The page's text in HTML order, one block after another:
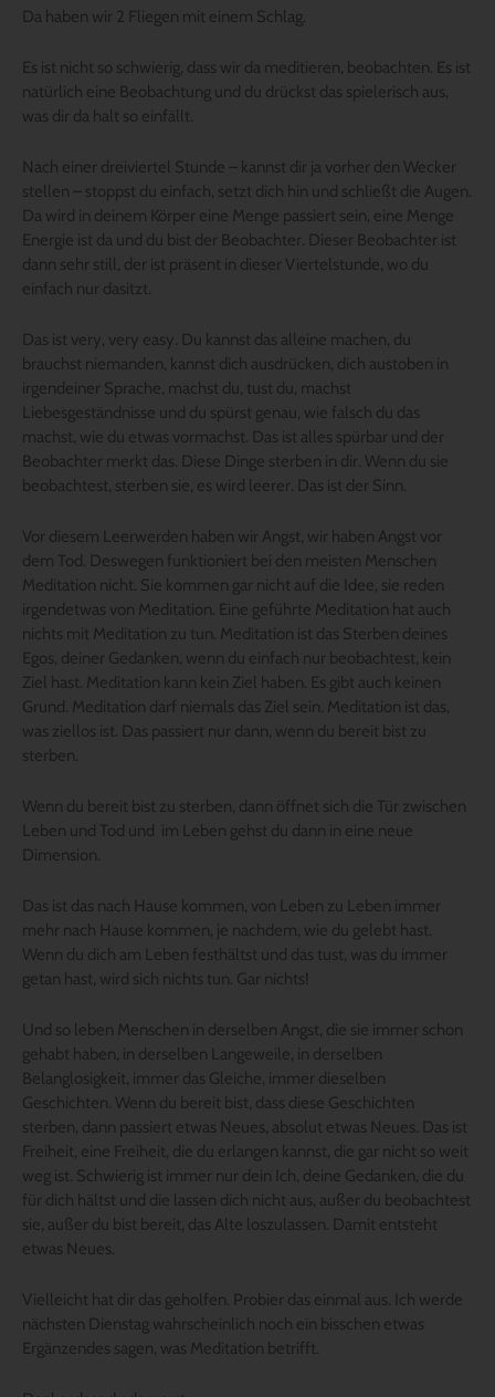
Da haben wir 2 Fliegen mit einem Schlag.
Es ist nicht so schwierig, dass wir da meditieren, beobachten. Es ist
natürlich eine Beobachtung und du drückst das spielerisch aus,
was dir da halt so einfällt.
Nach einer dreiviertel Stunde – kannst dir ja vorher den Wecker
stellen – stoppst du einfach, setzt dich hin und schließt die Augen.
Da wird in deinem Körper eine Menge passiert sein, eine Menge
Energie ist da und du bist der Beobachter. Dieser Beobachter ist
dann sehr still, der ist präsent in dieser Viertelstunde, wo du
einfach nur dasitzt.
Das ist very, very easy. Du kannst das alleine machen, du
brauchst niemanden, kannst dich ausdrücken, dich austoben in
irgendeiner Sprache, machst du, tust du, machst
Liebesgeständnisse und du spürst genau, wie falsch du das
machst, wie du etwas vormachst. Das ist alles spürbar und der
Beobachter merkt das. Diese Dinge sterben in dir. Wenn du sie
beobachtest, sterben sie, es wird leerer. Das ist der Sinn.
Vor diesem Leerwerden haben wir Angst, wir haben Angst vor
dem Tod. Deswegen funktioniert bei den meisten Menschen
Meditation nicht. Sie kommen gar nicht auf die Idee, sie reden
irgendetwas von Meditation. Eine geführte Meditation hat auch
nichts mit Meditation zu tun. Meditation ist das Sterben deines
Egos, deiner Gedanken, wenn du einfach nur beobachtest, kein
Ziel hast. Meditation kann kein Ziel haben. Es gibt auch keinen
Grund. Meditation darf niemals das Ziel sein. Meditation ist das,
was ziellos ist. Das passiert nur dann, wenn du bereit bist zu
sterben.
Wenn du bereit bist zu sterben, dann öffnet sich die Tür zwischen
Leben und Tod und im Leben gehst du dann in eine neue
Dimension.
Das ist das nach Hause kommen, von Leben zu Leben immer
mehr nach Hause kommen, je nachdem, wie du gelebt hast.
Wenn du dich am Leben festhältst und das tust, was du immer
getan hast, wird sich nichts tun. Gar nichts!
Und so leben Menschen in derselben Angst, die sie immer schon
gehabt haben, in derselben Langeweile, in derselben
Belanglosigkeit, immer das Gleiche, immer dieselben
Geschichten. Wenn du bereit bist, dass diese Geschichten
sterben, dann passiert etwas Neues, absolut etwas Neues. Das ist
Freiheit, eine Freiheit, die du erlangen kannst, die gar nicht so weit
weg ist. Schwierig ist immer nur dein Ich, deine Gedanken, die du
für dich hältst und die lassen dich nicht aus, außer du beobachtest
sie, außer du bist bereit, das Alte loszulassen. Damit entsteht
etwas Neues.
Vielleicht hat dir das geholfen. Probier das einmal aus. Ich werde
nächsten Dienstag wahrscheinlich noch ein bisschen etwas
Ergänzendes sagen, was Meditation betrifft.